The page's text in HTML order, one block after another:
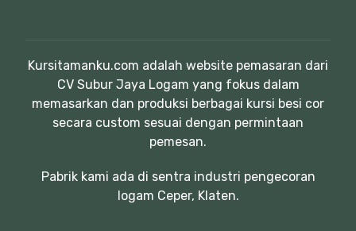
Kursitamanku.com adalah website pemasaran dari
CV Subur Jaya Logam yang fokus dalam
memasarkan dan produksi berbagai kursi besi cor
secara custom sesuai dengan permintaan
pemesan.
Pabrik kami ada di sentra industri pengecoran
logam Ceper, Klaten.